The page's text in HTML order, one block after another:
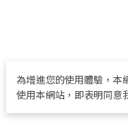
為增進您的使用體驗，本
使用本網站，即表明同意